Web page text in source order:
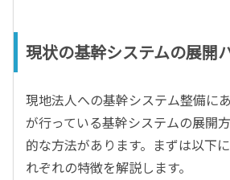
現状の基幹システムの展開
現地法人への基幹システム整備に
が行っている基幹システムの展開
的な方法があります。まずは以下
れぞれの特徴を解説します。